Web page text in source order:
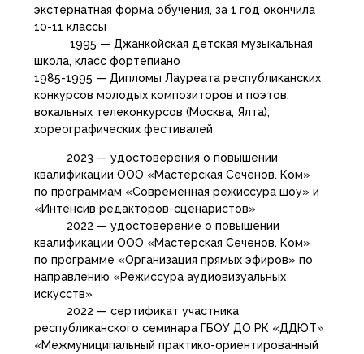
экстернатная форма обучения, за 1 год окончила
10-11 классы
1995 — Джанкойская детская музыкальная
школа, класс фортепиано
1985-1995 — Дипломы Лауреата республиканских
конкурсов молодых композиторов и поэтов;
вокальных телеконкурсов (Москва, Ялта);
хореографических фестивалей
2023 — удостоверения о повышении
квалификации ООО «Мастерская Сеченов. Ком»
по программам «Современная режиссура шоу» и
«Интенсив редакторов-сценаристов»
2022 — удостоверение о повышении
квалификации ООО «Мастерская Сеченов. Ком»
по программе «Организация прямых эфиров» по
направлению «Режиссура аудиовизуальных
искусств»
2022 — сертификат участника
республиканского семинара ГБОУ ДО РК «ДДЮТ»
«Межмуниципальный практико-ориентированный